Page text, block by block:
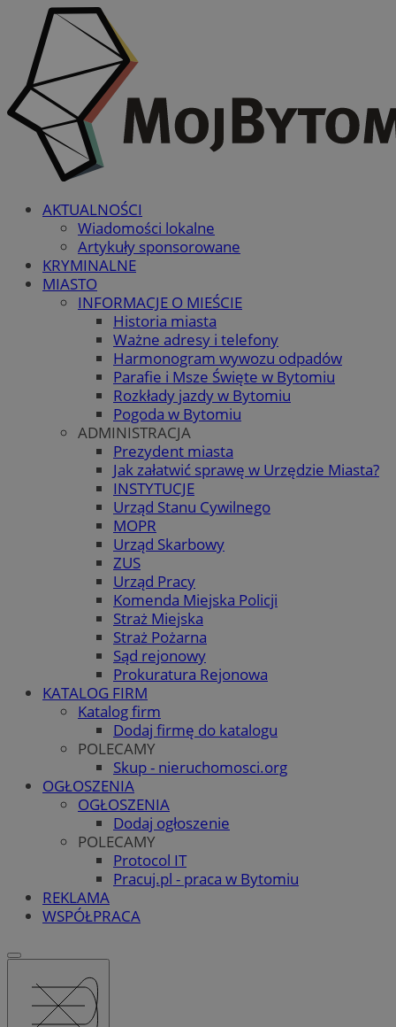
AKTUALNOŚCI
Wiadomości lokalne
Artykuły sponsorowane
KRYMINALNE
MIASTO
INFORMACJE O MIEŚCIE
Historia miasta
Ważne adresy i telefony
Harmonogram wywozu odpadów
Parafie i Msze Święte w Bytomiu
Rozkłady jazdy w Bytomiu
Pogoda w Bytomiu
ADMINISTRACJA
Prezydent miasta
Jak załatwić sprawę w Urzędzie Miasta?
INSTYTUCJE
Urząd Stanu Cywilnego
MOPR
Urząd Skarbowy
ZUS
Urząd Pracy
Komenda Miejska Policji
Straż Miejska
Straż Pożarna
Sąd rejonowy
Prokuratura Rejonowa
KATALOG FIRM
Katalog firm
Dodaj firmę do katalogu
POLECAMY
Skup - nieruchomosci.org
OGŁOSZENIA
OGŁOSZENIA
Dodaj ogłoszenie
POLECAMY
Protocol IT
Pracuj.pl - praca w Bytomiu
REKLAMA
WSPÓŁPRACA